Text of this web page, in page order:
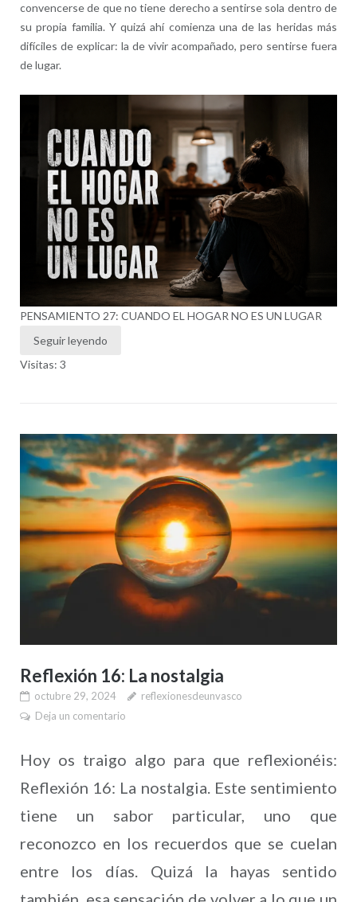
convencerse de que no tiene derecho a sentirse sola dentro de
su propia familia. Y quizá ahí comienza una de las heridas más
difíciles de explicar: la de vivir acompañado, pero sentirse fuera
de lugar.
PENSAMIENTO 27: CUANDO EL HOGAR NO ES UN LUGAR
Seguir leyendo
Visitas: 3
Reflexión 16: La nostalgia
octubre 29, 2024
reflexionesdeunvasco
Deja un comentario
Hoy os traigo algo para que reflexionéis:
Reflexión 16: La nostalgia. Este sentimiento
tiene un sabor particular, uno que
reconozco en los recuerdos que se cuelan
entre los días. Quizá la hayas sentido